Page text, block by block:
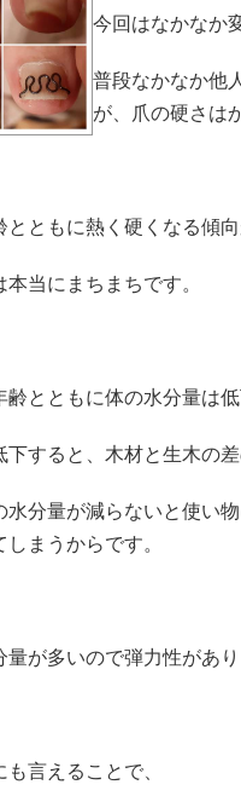
今回はなかなか
普段なかなか他
が、爪の硬さは
とともに熱く硬くなる傾向
本当にまちまちです。
齢とともに体の水分量は低
下すると、木材と生木の差
水分量が減らないと使い
しまうからです。
量が多いので弾力性があり
も言えることで、